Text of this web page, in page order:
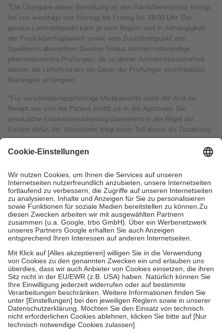
3Die Übergabe deiner Bestellung an den Paketdienstleister erfolgt
bei uns werktags von Montag bis Freitag bis 18:00 Uhr. Der
genaue Lieferzeitpunkt kann je nach Region und in Abhängigkeit
der Produktverfügbarkeit sowie vom Zustellzeitpunkt des
Spediteurs abweichen. Darüber hinaus können notwendige
pharmazeutische Prüfungen, die zu deiner Arzneimittelsicherheit
dienen, die Lieferfrist um die Dauer der Prüfungen einschließlich
Klärungen verlängern.
4Für verschreibungspflichtige Medikamente stellt der Arzt ein
Rezept aus und der Patient erhält sie in der Apotheke. Die
gesetzliche Krankenversicherung übernimmt in der Regel die
Kosten dafür, der Versicherte trägt einen Teil davon als Zuzahlung
mit.
Grundsätzlich leisten Mitglieder Zuzahlungen in Höhe von zehn
höchstens zehn Euro.
Es sind jedoch nie mehr als die
tatsächlichen Kosten der Leistung zu entrichten.
Diese Regeln gelten grundsätzlich auch für Online-Apotheken.
Bei Heilmitteln und häuslicher Krankenpflege beträgt die
Zuzahlung zehn Prozent der Kosten sowie zehn Euro je
Verordnung.
Um das Engagement der Versicherten für ihre eigene Gesundheit
zu stärken und die besondere Stellung der Familie zu unterstützen,
fallenkeine Zuzahlungenan bei:
• Kindern und Jugendlichen bis zum vollendeten 18. Lebensjahr
mit Ausnahme der Fahrkosten
• Untersuchungen zur Vorsorge und Früherkennung, die von der
GKV getragen werden
• empfohlenen Schutzimpfungen
• Harn- und Blutteststreifen